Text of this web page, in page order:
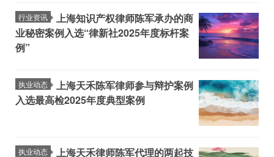
行业资讯
上海知识产权律师陈军承办的商
业秘密案例入选“律新社2025年度标杆案
例”
执业动态
上海天禾陈军律师参与辩护案例
入选最高检2025年度典型案例
执业动态
上海天禾律师陈军代理的两起技